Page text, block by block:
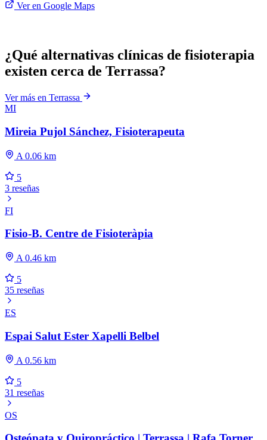
Ver en Google Maps
¿Qué alternativas clínicas de fisioterapia
existen cerca de Terrassa?
Ver más en Terrassa
MI
Mireia Pujol Sánchez, Fisioterapeuta
A 0.06 km
5
3 reseñas
FI
Fisio-B. Centre de Fisioteràpia
A 0.46 km
5
35 reseñas
ES
Espai Salut Ester Xapelli Belbel
A 0.56 km
5
31 reseñas
OS